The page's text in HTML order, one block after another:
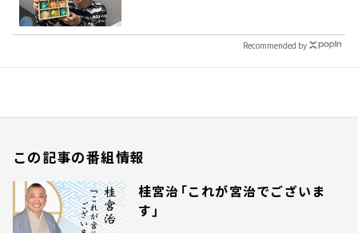
Recommended by
この記事の番組情報
桂宮治「これが宮治でございま
す」